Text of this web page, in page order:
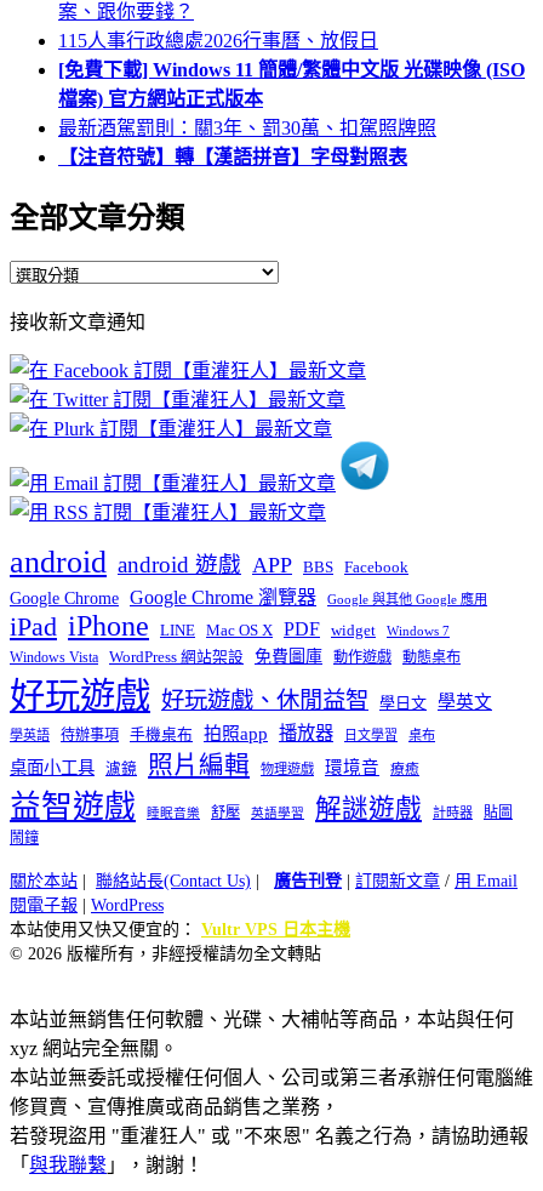
案、跟你要錢？
115人事行政總處2026行事曆、放假日
[免費下載] Windows 11 簡體/繁體中文版 光碟映像 (ISO
檔案) 官方網站正式版本
最新酒駕罰則：關3年、罰30萬、扣駕照牌照
【注音符號】轉【漢語拼音】字母對照表
全部文章分類
全
文
章
分
類
接收新文章通知
android android 遊戲 APP BBS Facebook
Google Chrome Google Chrome 瀏覽器 Google 與其他 Google 應用
iPad iPhone LINE Mac OS X PDF widget Windows 7
Windows Vista WordPress 網站架設 免費圖庫 動作遊戲 動態桌布
好玩遊戲 好玩遊戲、休閒益智 學日文 學英文
學英語 待辦事項 手機桌布 拍照app 播放器 日文學習 桌布
桌面小工具 濾鏡 照片編輯 物理遊戲 環境音 療癒
益智遊戲 睡眠音樂 舒壓 英語學習 解謎遊戲 計時器
貼圖
鬧鐘
關於本站 聯絡站長(Contact Us) 廣告刊登| 訂閱新文章 / 用 Email
閱電子報
WordPress
本站使用又快又便宜的： Vultr VPS 日本主機
© 2026 版權所有，非經授權請勿全文轉貼
本站並無銷售任何軟體、光碟、大補帖等商品，本站與任何
xyz 網站完全無關。
本站並無委託或授權任何個人、公司或第三者承辦任何電腦維
修買賣、宣傳推廣或商品銷售之業務，
若發現盜用 "重灌狂人" 或 "不來恩" 名義之行為，請協助通報
「 與我聯繫 」，謝謝！